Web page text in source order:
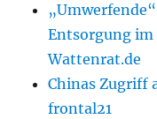
Entsorgung im
Wattenrat.de
Chinas Zugriff
frontal21